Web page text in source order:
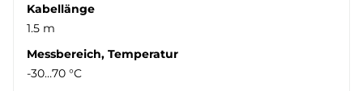
Kabellänge
1.5 m
Messbereich, Temperatur
-30…70 °C